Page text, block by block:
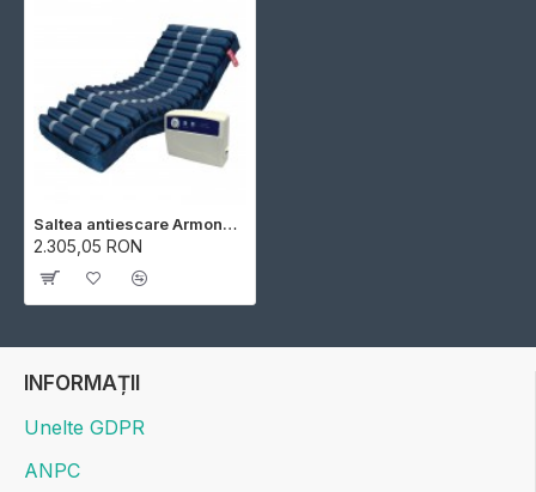
Saltea antiescare Armony 700
2.305,05 RON
INFORMAȚII
Unelte GDPR
ANPC